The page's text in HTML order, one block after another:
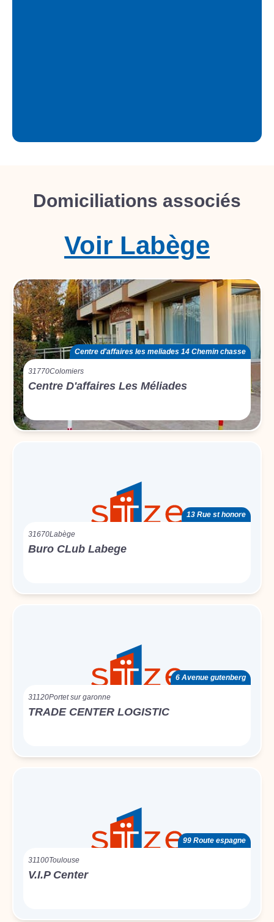
Domiciliations associés
Labège
Voir
Centre d'affaires les meliades 14 Chemin chasse
31770Colomiers
Centre D'affaires Les Méliades
13 Rue st honore
31670Labège
Buro CLub Labege
6 Avenue gutenberg
31120Portet sur garonne
TRADE CENTER LOGISTIC
99 Route espagne
31100Toulouse
V.I.P Center